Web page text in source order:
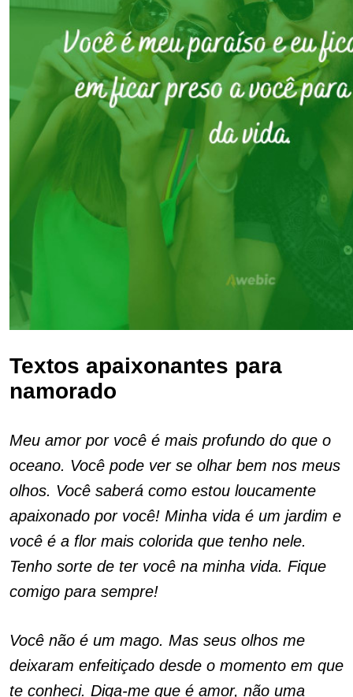
Textos apaixonantes para
namorado
Meu amor por você é mais profundo do que o
oceano. Você pode ver se olhar bem nos meus
olhos. Você saberá como estou loucamente
apaixonado por você! Minha vida é um jardim e
você é a flor mais colorida que tenho nele.
Tenho sorte de ter você na minha vida. Fique
comigo para sempre!
Você não é um mago. Mas seus olhos me
deixaram enfeitiçado desde o momento em que
te conheci. Diga-me que é amor, não uma